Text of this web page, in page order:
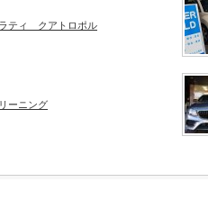
ティ クアトロポル
ーニング